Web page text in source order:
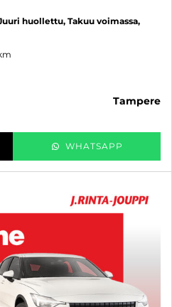
huollettu, Takuu voimassa,
tampere
WHATSAPP